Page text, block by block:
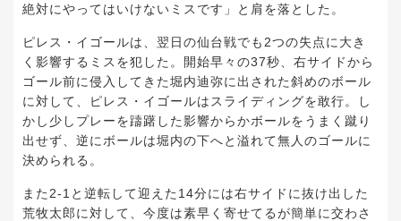
絶対にやってはいけないミスです」と肩を落とした。
ピレス・イゴールは、翌日の仙台戦でも2つの失点に大き
く影響するミスを犯した。開始早々の37秒、右サイドから
ゴール前に侵入してきた堀内迪弥に出された斜めのボール
に対して、ピレス・イゴールはスライディングを敢行。し
かし少しプレーを躊躇した影響からかボールをうまく蹴り
出せず、逆にボールは堀内の下へと溢れて無人のゴールに
決められる。
また2-1と逆転して迎えた14分には右サイドに抜け出した
荒牧太郎に対して、今度は素早く寄せてるが簡単に交わさ